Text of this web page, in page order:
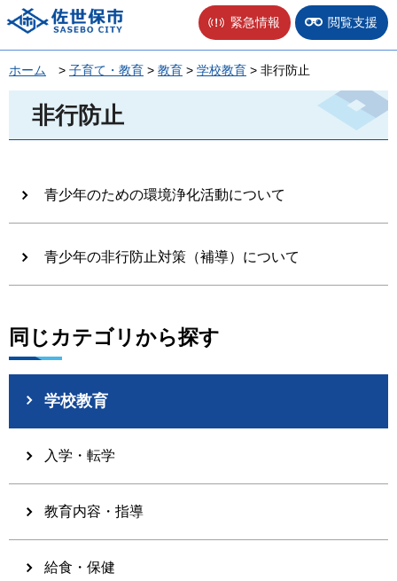
佐世保市 緊急情報 閲覧支援
ホーム > 子育て・教育 > 教育 > 学校教育 > 非行防止
非行防止
青少年のための環境浄化活動について
青少年の非行防止対策（補導）について
同じカテゴリから探す
学校教育
入学・転学
教育内容・指導
給食・保健